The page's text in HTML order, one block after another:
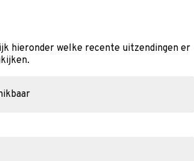
hieronder welke recente uitzendingen er